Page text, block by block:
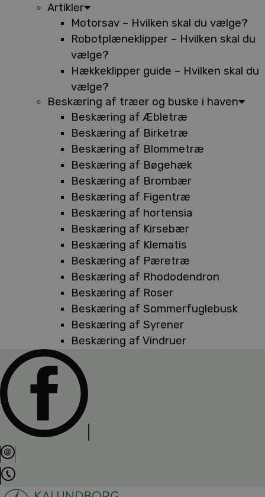
Artikler
Motorsav – Hvilken skal du vælge?
Robotplæneklipper – Hvilken skal du
vælge?
Hækkeklipper guide – Hvilken skal du
vælge?
Beskæring af træer og buske i haven
Beskæring af Æbletræ
Beskæring af Birketræ
Beskæring af Blommetræ
Beskæring af Bøgehæk
Beskæring af Brombær
Beskæring af Figentræ
Beskæring af hortensia
Beskæring af Kirsebær
Beskæring af Klematis
Beskæring af Pæretræ
Beskæring af Rhododendron
Beskæring af Roser
Beskæring af Sommerfuglebusk
Beskæring af Syrener
Beskæring af Vindruer